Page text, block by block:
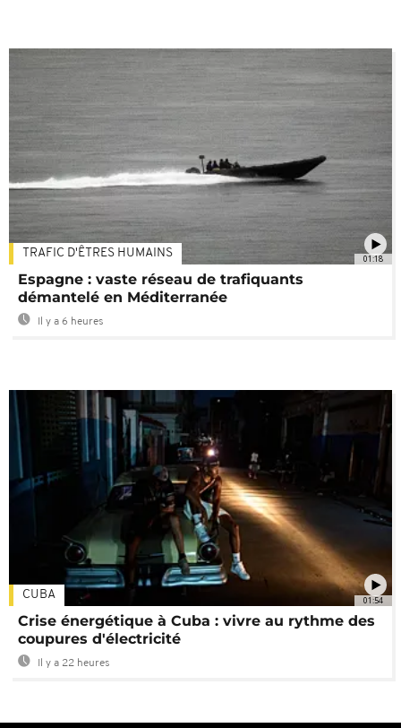
01:18
TRAFIC D'ÊTRES HUMAINS
Espagne : vaste réseau de trafiquants
démantelé en Méditerranée
Il y a 6 heures
01:54
CUBA
Crise énergétique à Cuba : vivre au rythme des
coupures d'électricité
Il y a 22 heures